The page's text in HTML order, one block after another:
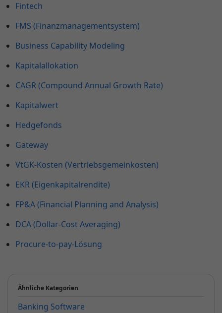
Fintech
FMS (Finanzmanagementsystem)
Business Capability Modeling
Kapitalallokation
CAGR (Compound Annual Growth Rate)
Kapitalwert
Hedgefonds
Gateway
VtGK-Kosten (Vertriebsgemeinkosten)
EKR (Eigenkapitalrendite)
FP&A (Financial Planning and Analysis)
DCA (Dollar-Cost Averaging)
Procure-to-pay-Lösung
Ähnliche Kategorien
Banking Software